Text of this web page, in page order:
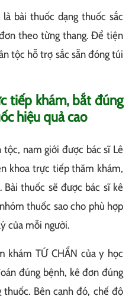
bài thuốc dạng thuốc sắc
theo từng thang. Để tiện
tộc hỗ trợ sắc sẵn đóng túi
tiếp khám, bắt đúng
hiệu quả cao
nam giới được bác sĩ Lê
khoa trực tiếp thăm khám,
thuốc sẽ được bác sĩ kê
thuốc sao cho phù hợp
của mỗi người.
khám TỨ CHẨN của y học
đúng bệnh, kê đơn đúng
Bên cạnh đó, chế độ